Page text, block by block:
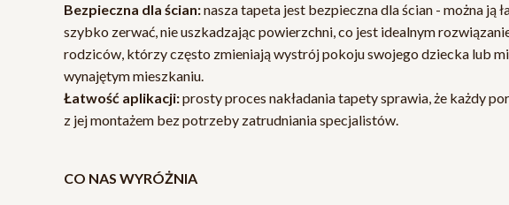
Bezpieczna dla ścian:nasza tapeta jest bezpieczna dla ścian - można ją
szybko zerwać, nie uszkadzając powierzchni, co jest idealnym
rodziców, którzy często zmieniają wystrój pokoju swojego dziecka lub
wynajętym mieszkaniu.
Łatwość aplikacji:prosty proces nakładania tapety sprawia, że każdy
z jej montażem bez potrzeby zatrudniania specjalistów.
CO NAS WYRÓŻNIA